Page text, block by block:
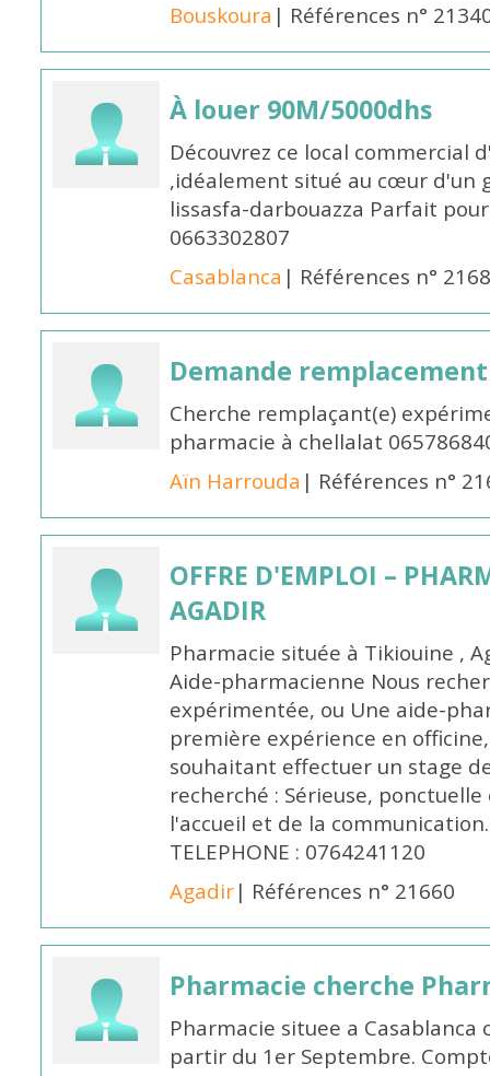
Bouskoura | Références n°
À louer 90M/5000dhs
Découvrez ce local commercial
,idéalement situé au cœur d'un
lissasfa-darbouazza Parfait
0663302807
Casablanca | Références n°
Demande remplacement
Cherche remplaçant(e)
pharmacie à chellalat
Aïn Harrouda | Références n°
OFFRE D'EMPLOI –
AGADIR
Pharmacie située à Tikiouine ,
Aide-pharmacienne Nous
expérimentée, ou Une aide-
première expérience en
souhaitant effectuer un stage
recherché : Sérieuse,
l'accueil et de la
TELEPHONE : 0764241120
Agadir| Références n° 21660
Pharmacie cherche
Pharmacie situee a
partir du 1er Septembre.